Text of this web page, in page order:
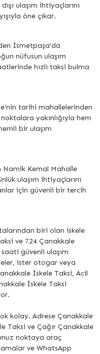
ulaşım ihtiyaçlarını
öne çıkar.
İsmetpaşa’da
nüfusun ulaşım
hızlı taksi bulma
tarihi mahallelerinden
yakınlığıyla hem
bir ulaşım
Namik Kemal Mahalle
ulaşım ihtiyaçlarını
için güvenli bir tercih
biri olan iskele
ve 724 Çanakkale
güvenli ulaşım
ister otogar veya
İskele Taksi, Acil
İskele Taksi
kolay. Adrese Çanakkale
Taksi ve Çağır Çanakkale
noktaya araç
ve WhatsApp